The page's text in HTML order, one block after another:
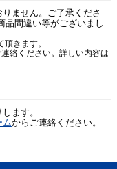
ません。ご了承くださ
品間違い等がございまし
きます。
絡ください。詳しい内容は
ます。
ムからご連絡ください。